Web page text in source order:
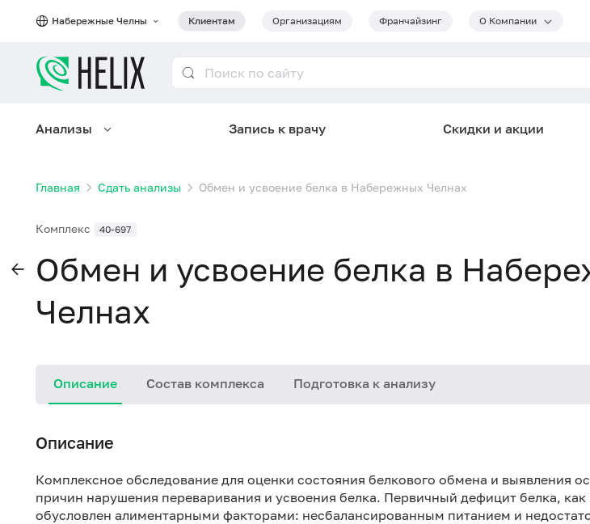
Набережные Челны Клиентам Организациям Франчайзинг О Компании
Анализы Запись к врачу Скидки и акции
Главная Сдать анализы Обмен и усвоение белка в Набережных Челнах
Комплекс 40-697
Обмен и усвоение белка в
Челнах
Описание Состав комплекса Подготовка к анализу
Описание
Комплексное обследование для оценки состояния белкового обмена и выявления
причин нарушения переваривания и усвоения белка. Первичный дефицит белка, как
обусловлен алиментарными факторами: несбалансированным питанием и